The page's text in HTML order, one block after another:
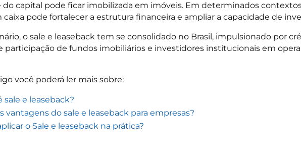
do capital pode ficar imobilizada em imóveis. Em determinados
caixa pode fortalecer a estrutura financeira e ampliar a capacidade de
o sale e leaseback tem se consolidado no Brasil, impulsionado por
participação de fundos imobiliários e investidores institucionais em
você poderá ler mais sobre:
sale e leaseback?
vantagens do sale e leaseback para empresas?
o Sale e leaseback na prática?